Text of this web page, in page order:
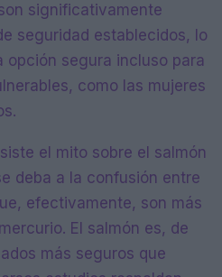
significativamente
seguridad establecidos, lo
opción segura incluso para
como las mujeres
el mito sobre el salmón
deba a la confusión entre
efectivamente, son más
El salmón es, de
más seguros que